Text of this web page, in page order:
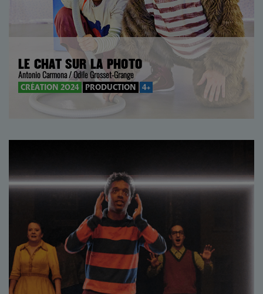
LE CHAT SUR LA PHOTO
Antonio Carmona / Odile Grosset-Grange
CRÉATION 2024 PRODUCTION 4+